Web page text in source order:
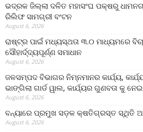
ଭଦ୍ରକ ଜିଲ୍ଲା ଦଳିତ ମହାସଂଘ ପକ୍ଷରୁ
ରିଲିଫ ସାମଗ୍ରୀ ବଂଟନ
August 6, 2026
ରାଷ୍ଟ୍ର ପାଇଁ ମଧ୍ୟସ୍ଥତା ୩.୦ ମାଧ୍ୟମରେ
ସୌହାର୍ଦ୍ଦ୍ୟପୂର୍ଣ୍ଣ ସମାଧାନ
August 6, 2026
ଜଳସମ୍ପଦ ବିଭାଗର ନିମ୍ନମାନର କାର୍ଯ୍ୟ,
ଭାଙ୍ଗିଲା ଗାର୍ଡ ୱାଲ, କାର୍ଯ୍ୟର ଗୁଣବତା କୁ
August 6, 2026
ବନ୍ୟାରେ ପ୍ରମୁଖ ସଡ଼କ କ୍ଷତିଗ୍ରସ୍ତ ସ୍ଥିତି
August 6, 2026